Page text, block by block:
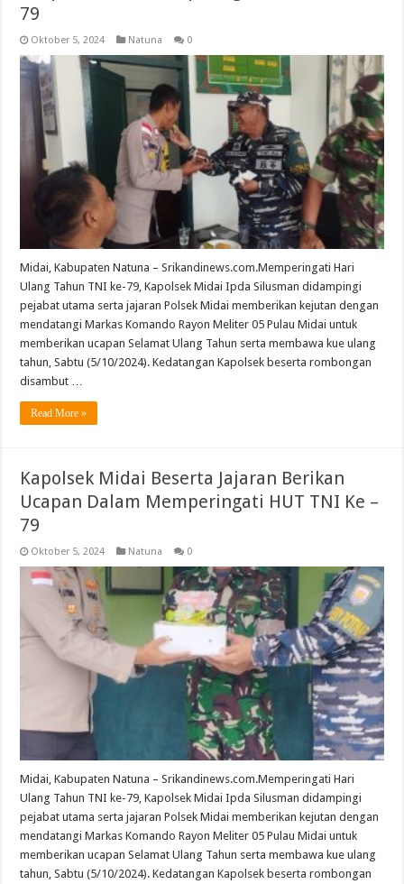
79
Oktober 5, 2024 Natuna 0
Midai, Kabupaten Natuna – Srikandinews.com.Memperingati Hari
Ulang Tahun TNI ke-79, Kapolsek Midai Ipda Silusman didampingi
pejabat utama serta jajaran Polsek Midai memberikan kejutan dengan
mendatangi Markas Komando Rayon Meliter 05 Pulau Midai untuk
memberikan ucapan Selamat Ulang Tahun serta membawa kue ulang
tahun, Sabtu (5/10/2024). Kedatangan Kapolsek beserta rombongan
disambut …
Read More »
Kapolsek Midai Beserta Jajaran Berikan
Ucapan Dalam Memperingati HUT TNI Ke –
79
Oktober 5, 2024 Natuna 0
Midai, Kabupaten Natuna – Srikandinews.com.Memperingati Hari
Ulang Tahun TNI ke-79, Kapolsek Midai Ipda Silusman didampingi
pejabat utama serta jajaran Polsek Midai memberikan kejutan dengan
mendatangi Markas Komando Rayon Meliter 05 Pulau Midai untuk
memberikan ucapan Selamat Ulang Tahun serta membawa kue ulang
tahun, Sabtu (5/10/2024). Kedatangan Kapolsek beserta rombongan